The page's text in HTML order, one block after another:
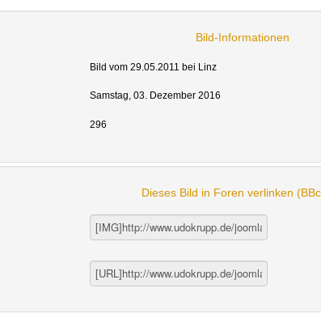
Bild-Informationen
Bild vom 29.05.2011 bei Linz
Samstag, 03. Dezember 2016
296
Dieses Bild in Foren verlinken